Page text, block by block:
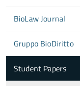
BioLaw Journal
Gruppo BioDiritto
Student Papers